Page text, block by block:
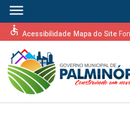
menu
accessible Acessibilidade Mapa do Site